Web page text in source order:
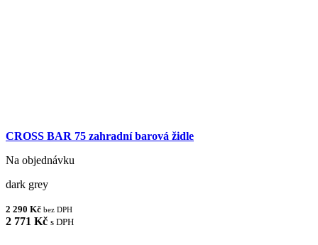
CROSS BAR 75 zahradní barová židle
Na objednávku
dark grey
2 290 Kč bez DPH
2 771 Kč s DPH